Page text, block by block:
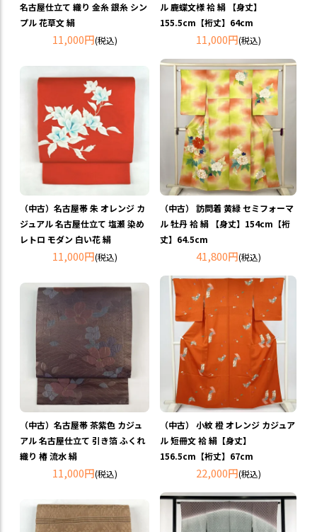
名古屋仕立て 織り 金糸 銀糸 シン
プル 花草文 絹
11,000円(税込)
ル 鹿蝶文様 袷 絹 【身丈】
155.5cm【裄丈】64cm
11,000円(税込)
（中古）名古屋帯 朱 オレンジ カ
ジュアル 名古屋仕立て 塩瀬 染め
レトロ モダン 白い花 絹
11,000円(税込)
（中古） 訪問着 黄緑 セミフォーマ
ル 牡丹 袷 絹 【身丈】154cm【裄
丈】64.5cm
41,800円(税込)
（中古）名古屋帯 茶紫色 カジュ
アル 名古屋仕立て 引き箔 ふくれ
織り 椿 流水 絹
11,000円(税込)
（中古） 小紋 橙 オレンジ カジュア
ル 短冊文 袷 絹【身丈】
156.5cm【裄丈】67cm
22,000円(税込)